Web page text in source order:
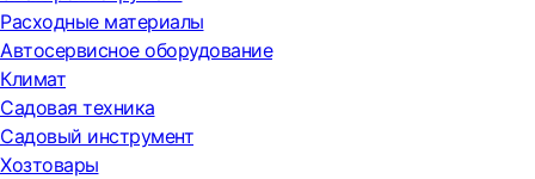
Расходные материалы
Автосервисное оборудование
Климат
Садовая техника
Садовый инструмент
Хозтовары